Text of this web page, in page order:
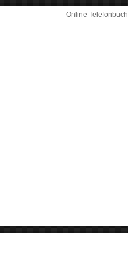
Online Telefonbuch